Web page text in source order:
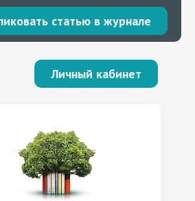
статью в журнале
Личный кабинет